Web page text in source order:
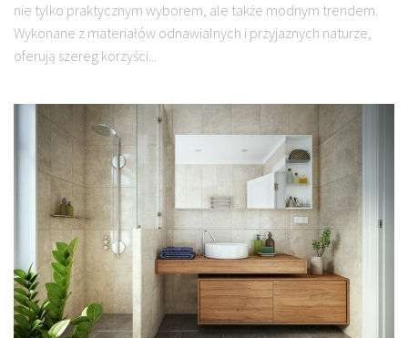
nie tylko praktycznym wyborem, ale także modnym trendem.
Wykonane z materiałów odnawialnych i przyjaznych naturze,
oferują szereg korzyści...